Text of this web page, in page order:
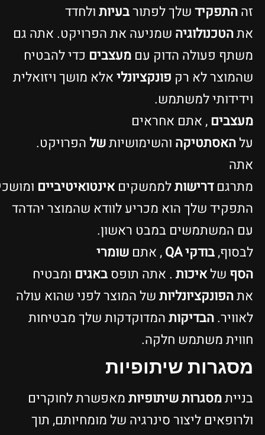
התפקידשלך לפתורבעיותולחדד
הטכנולוגיהשמניעה את הפרויקט. אתה גם
פעולה הדוק עםמעצביםכדי להבטיח
לא רקפונקציונליאלא מושך ויזואלית
למשתמש.
, אתם אחראים
האסתטיקהוהשימושיותשלהפרויקט.
דרישותלממשקיםאינטואיטיבייםומושכים.
שלך הוא מכריע לוודא שהמוצר יהדהד
המשתמשים במבט ראשון.
בודקי QA , אתםשומרי
שלאיכות. אתה תופסבאגיםומבטיח
הפונקציונליותשל המוצר לפני שהוא עולה
הבדיקותהמדוקדקות שלך מבטיחות
משתמש חלקה.
שיתופיות
מסגרות שיתופיותמאפשרת לחוקרים
ליצור סינרגיה של מומחיותם, תוך